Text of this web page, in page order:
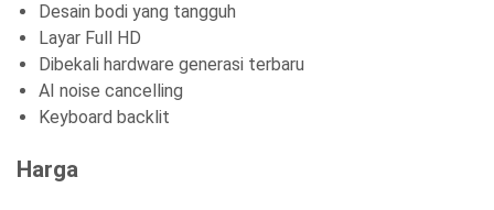
Desain bodi yang tangguh
Layar Full HD
Dibekali hardware generasi terbaru
AI noise cancelling
Keyboard backlit
Harga